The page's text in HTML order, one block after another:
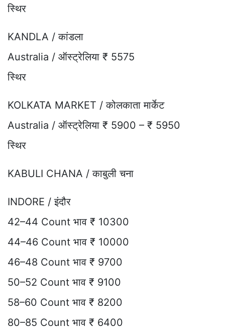
स्थिर
KANDLA / कांडला
Australia / ऑस्ट्रेलिया ₹ 5575
स्थिर
KOLKATA MARKET / कोलकाता मार्केट
Australia / ऑस्ट्रेलिया ₹ 5900 – ₹ 5950
स्थिर
KABULI CHANA / काबुली चना
INDORE / इंदौर
42–44 Count भाव ₹ 10300
44–46 Count भाव ₹ 10000
46–48 Count भाव ₹ 9700
50–52 Count भाव ₹ 9100
58–60 Count भाव ₹ 8200
80–85 Count भाव ₹ 6400